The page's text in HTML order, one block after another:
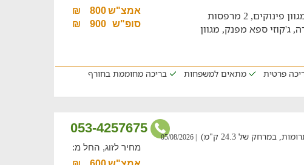
דירת נופש לזוגות ומשפחות עם מגוון פינוקים, 2 מרפסות
ג'קוזי ספא מפנק, מגוון
אמצ"ש800
₪
סופ"ש
900
₪
פרטית מתאים למשפחות
בריכה מחוממת בחורף
053-4257675
במרחק של 24.3 ק"מ) | 05/08/2026
מחיר לזוג, החל מ: